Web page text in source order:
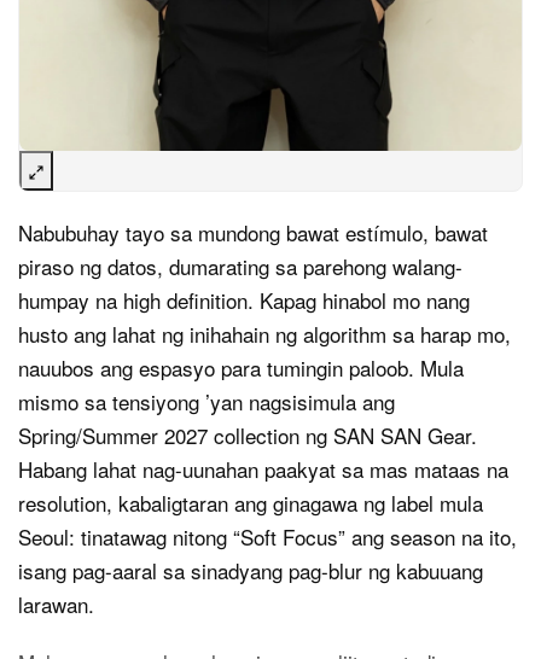
Nabubuhay tayo sa mundong bawat estímulo, bawat
piraso ng datos, dumarating sa parehong walang-
humpay na high definition. Kapag hinabol mo nang
husto ang lahat ng inihahain ng algorithm sa harap mo,
nauubos ang espasyo para tumingin paloob. Mula
mismo sa tensiyong ’yan nagsisimula ang
Spring/Summer 2027 collection ng SAN SAN Gear.
Habang lahat nag-uunahan paakyat sa mas mataas na
resolution, kabaligtaran ang ginagawa ng label mula
Seoul: tinatawag nitong “Soft Focus” ang season na ito,
isang pag-aaral sa sinadyang pag-blur ng kabuuang
larawan.